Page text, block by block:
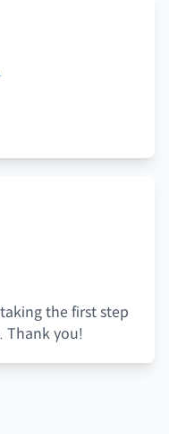
the first step
Thank you!